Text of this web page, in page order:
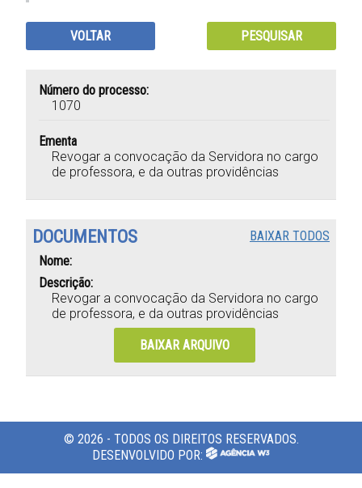
VOLTAR PESQUISAR
Número do processo:
1070
Ementa
Revogar a convocação da Servidora no cargo
de professora, e da outras providências
DOCUMENTOS
BAIXAR TODOS
Nome:
Descrição:
Revogar a convocação da Servidora no cargo
de professora, e da outras providências
BAIXAR ARQUIVO
© 2026 - TODOS OS DIREITOS RESERVADOS.
DESENVOLVIDO POR: